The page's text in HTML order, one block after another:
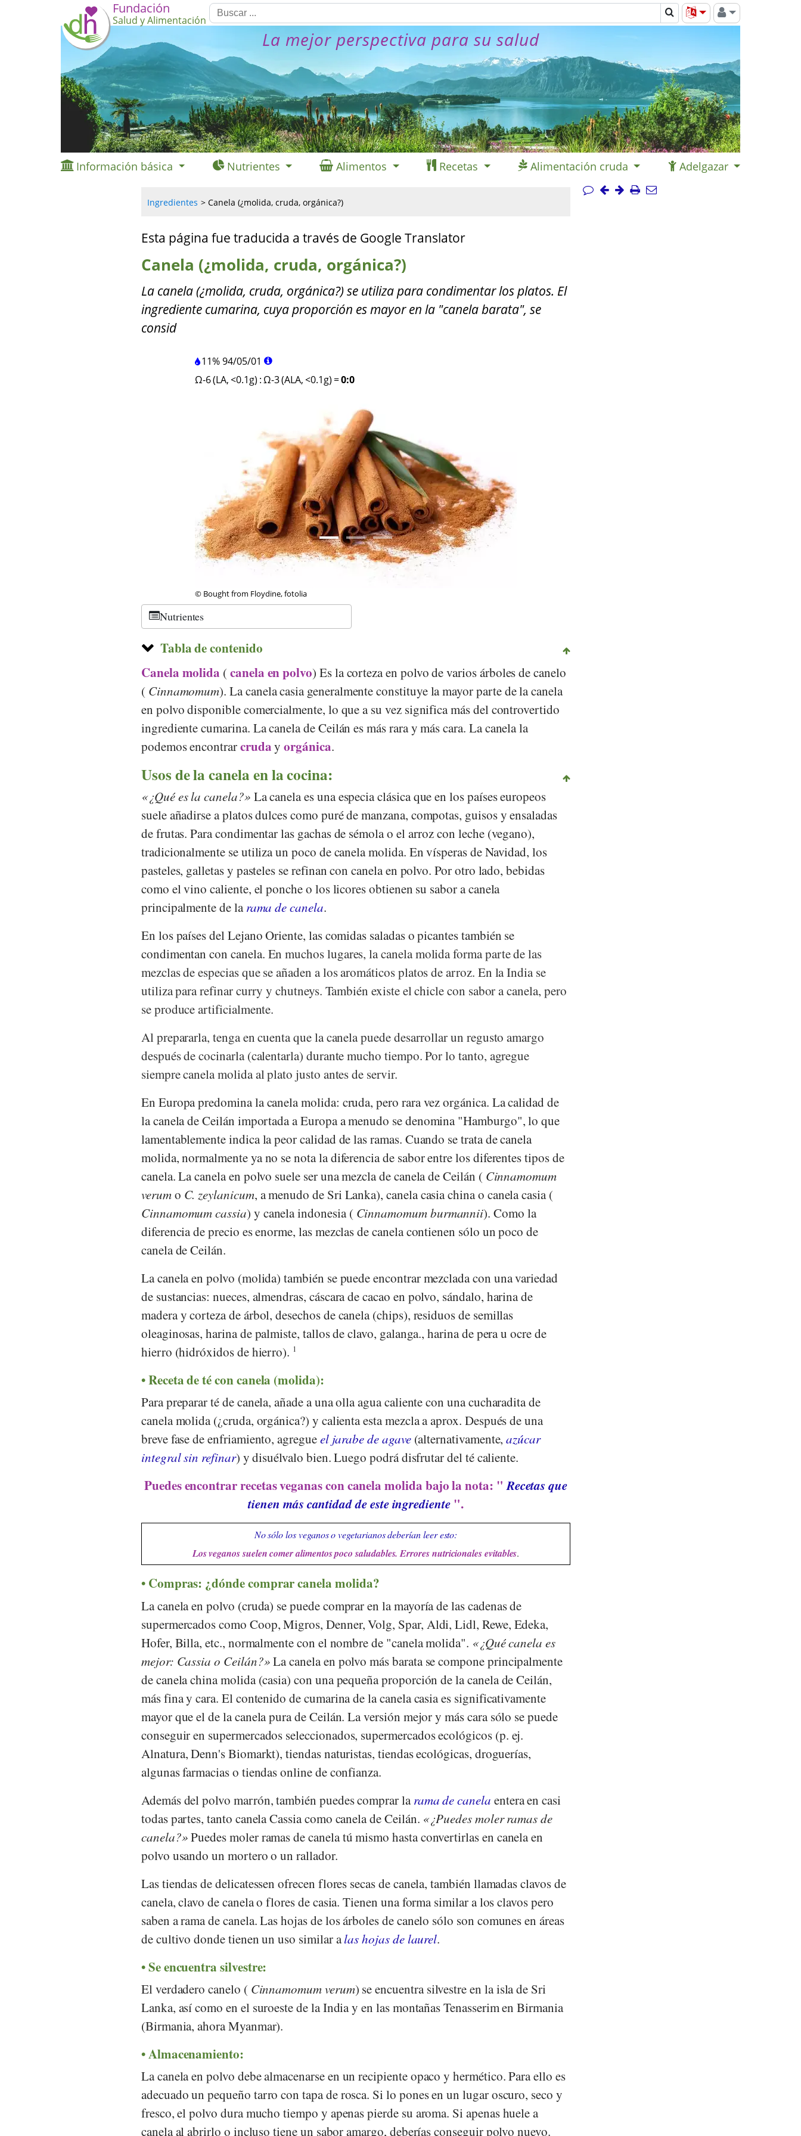
Fundación
Salud y Alimentación
La mejor perspectiva para su salud
Información básica Nutrientes Alimentos Recetas Alimentación cruda Adelgazar
Ingredientes Canela (¿molida, cruda, orgánica?)
Esta página fue traducida a través de Google Translator
Canela (¿molida, cruda, orgánica?)
La canela (¿molida, cruda, orgánica?) se utiliza para condimentar los platos. El
ingrediente cumarina, cuya proporción es mayor en la "canela barata", se
consid
11%94/05/01
Ω-6 (LA, <0.1g) :Ω-3 (ALA, <0.1g) =0:0
© CC-by-sa 2.0, Melanie Scherer, Stiftung Gesundheit und Ernährung Schweiz
Nutrientes
Tabla de contenido
Canela molida (canela en polvo) Es la corteza en polvo de varios árboles de canelo
( Cinnamomum). La canela casia generalmente constituye la mayor parte de la canela
en polvo disponible comercialmente, lo que a su vez significa más del controvertido
ingrediente cumarina. La canela de Ceilán es más rara y más cara. La canela la
podemos encontrarcrudayorgánica.
Usos de la canela en la cocina:
¿Qué es la canela?
La canela es una especia clásica que en los países europeos
suele añadirse a platos dulces como puré de manzana, compotas, guisos y ensaladas
de frutas. Para condimentar las gachas de sémola o el arroz con leche (vegano),
tradicionalmente se utiliza un poco de canela molida. En vísperas de Navidad, los
pasteles, galletas y pasteles se refinan con canela en polvo. Por otro lado, bebidas
como el vino caliente, el ponche o los licores obtienen su sabor a canela
principalmente de larama de canela.
En los países del Lejano Oriente, las comidas saladas o picantes también se
condimentan con canela. En muchos lugares, la canela molida forma parte de las
mezclas de especias que se añaden a los aromáticos platos de arroz. En la India se
utiliza para refinar curry y chutneys. También existe el chicle con sabor a canela, pero
se produce artificialmente.
Al prepararla, tenga en cuenta que la canela puede desarrollar un regusto amargo
después de cocinarla (calentarla) durante mucho tiempo. Por lo tanto, agregue
siempre canela molida al plato justo antes de servir.
En Europa predomina la canela molida: cruda, pero rara vez orgánica. La calidad de
la canela de Ceilán importada a Europa a menudo se denomina "Hamburgo", lo que
lamentablemente indica la peor calidad de las ramas. Cuando se trata de canela
molida, normalmente ya no se nota la diferencia de sabor entre los diferentes tipos de
canela. La canela en polvo suele ser una mezcla de canela de Ceilán ( Cinnamomum
verumo C. zeylanicum, a menudo de Sri Lanka), canela casia china o canela casia (
Cinnamomum cassia) y canela indonesia ( Cinnamomum burmannii). Como la
diferencia de precio es enorme, las mezclas de canela contienen sólo un poco de
canela de Ceilán.
La canela en polvo (molida) también se puede encontrar mezclada con una variedad
de sustancias: nueces, almendras, cáscara de cacao en polvo, sándalo, harina de
madera y corteza de árbol, desechos de canela (chips), residuos de semillas
oleaginosas, harina de palmiste, tallos de clavo, galanga., harina de pera u ocre de
hierro (hidróxidos de hierro). 1
Receta de té con canela (molida):
Para preparar té de canela, añade a una olla agua caliente con una cucharadita de
canela molida (¿cruda, orgánica?) y calienta esta mezcla a aprox. Después de una
breve fase de enfriamiento, agregueel jarabe de agave(alternativamente,azúcar
integral sin refinar) y disuélvalo bien. Luego podrá disfrutar del té caliente.
Puedes encontrar recetas veganas con canela molida bajo la nota: "Recetas que
tienen más cantidad de este ingrediente".
No sólo los veganos o vegetarianos deberían leer esto:
Los veganos suelen comer alimentos poco saludables. Errores nutricionales evitables.
Compras: ¿dónde comprar canela molida?
La canela en polvo (cruda) se puede comprar en la mayoría de las cadenas de
supermercados como Coop,Migros, Denner,Volg, Spar, Aldi,Lidl, Rewe, Edeka,
Hofer, Billa, etc., normalmente con el nombre de "canela molida". ¿Qué canela es
mejor: Cassia o Ceilán? La canela en polvo más barata se compone principalmente
de canela china molida (casia) con una pequeña proporción de la canela de Ceilán,
más fina y cara. El contenido de cumarina de la canela casia es significativamente
mayor que el de la canela pura de Ceilán. La versión mejor y más cara sólo se puede
conseguir en supermercados seleccionados, supermercados ecológicos (p. ej.
Alnatura,Denn's Biomarkt), tiendas naturistas, tiendas ecológicas, droguerías,
algunas farmacias o tiendas online de confianza.
Además del polvo marrón, también puedes comprar larama de canela entera en casi
todas partes, tanto canela Cassia como canela de Ceilán. ¿Puedes moler ramas de
canela? Puedes moler ramas de canela tú mismo hasta convertirlas en canela en
polvo usando un mortero o un rallador.
Las tiendas de delicatessen ofrecen flores secas de canela, también llamadas clavos de
canela, clavo de canela o flores de casia. Tienen una forma similar a los clavos pero
saben a rama de canela. Las hojas de los árboles de canelo sólo son comunes en áreas
de cultivo donde tienen un uso similar alas hojas de laurel.
Se encuentra silvestre:
El verdadero canelo ( Cinnamomum verum) se encuentra silvestre en la isla de Sri
Lanka, así como en el suroeste de la India y en las montañas Tenasserim en Birmania
(Birmania, ahora Myanmar).
Almacenamiento:
La canela en polvo debe almacenarse en un recipiente opaco y hermético. Para ello es
adecuado un pequeño tarro con tapa de rosca. Si lo pones en un lugar oscuro, seco y
fresco, el polvo dura mucho tiempo y apenas pierde su aroma. Si apenas huele a
canela al abrirlo o incluso tiene un sabor amargo, deberías conseguir polvo nuevo.